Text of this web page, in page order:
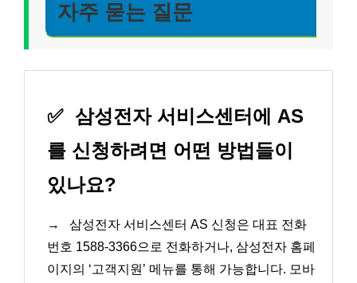
자주 묻는 질문
✅ 삼성전자 서비스센터에 AS
를 신청하려면 어떤 방법들이
있나요?
→
삼성전자 서비스센터 AS 신청은 대표 전화
번호 1588-3366으로 전화하거나, 삼성전자 홈페
이지의 ‘고객지원’ 메뉴를 통해 가능합니다. 모바